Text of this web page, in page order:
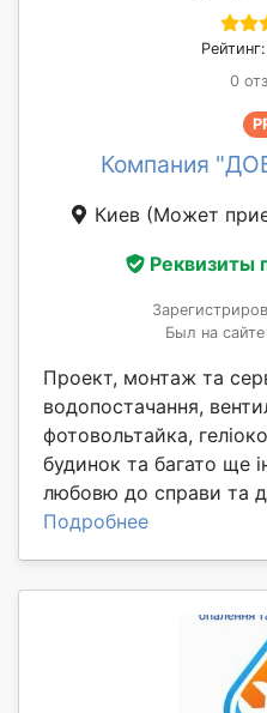
0
Компания
Киев (Может
Реквизиты
Был на
Проект, монтаж та
водопостачання,
фотовольтайка,
будинок та багато
любовю до справи та
Подробнее